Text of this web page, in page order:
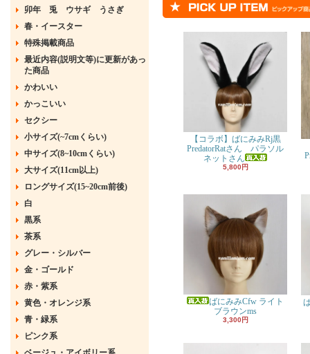
卯年 兎 ウサギ うさぎ
春・イースター
特殊掲載商品
最近内容(説明文等)に更新があっ
た商品
かわいい
かっこいい
セクシー
小サイズ(~7cmくらい)
中サイズ(8~10cmくらい)
大サイズ(11cm以上)
ロングサイズ(15~20cm前後)
白
黒系
茶系
グレー・シルバー
金・ゴールド
赤・紫系
黄色・オレンジ系
青・緑系
ピンク系
【コラボ】ばにみみRj黒
PredatorRatさん パラソル
ネットさん
5,800円
ばにみみCfw ライト
ブラウンms
3,300円